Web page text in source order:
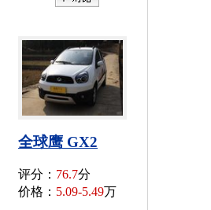
全球鹰 GX2
评分： 76.7分
价格： 5.09-5.49万